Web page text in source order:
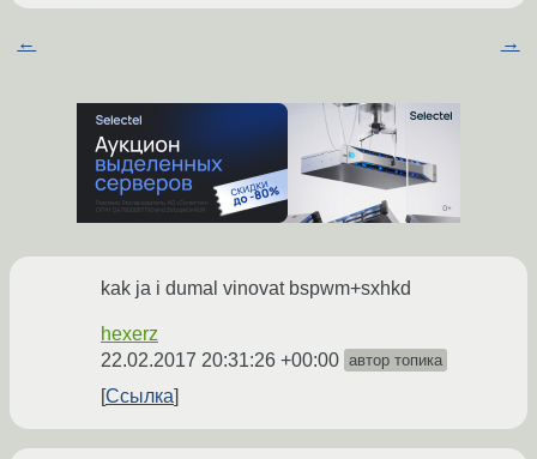
← →
kak ja i dumal vinovat bspwm+sxhkd
hexerz
22.02.2017 20:31:26 +00:00 автор топика
Ссылка